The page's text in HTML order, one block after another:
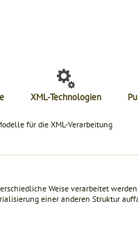
XML-Technologien
für die XML-Verarbeitung
Weise verarbeitet
einer anderen Struktur